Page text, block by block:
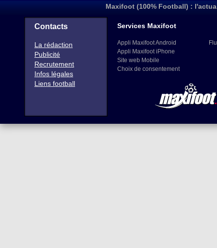
Maxifoot (100% Football) :
Contacts
La rédaction
Publicité
Recrutement
Infos légales
Liens football
Services Maxifoot
Appli Maxifoot Android
Appli Maxifoot iPhone
Site web Mobile
Choix de consentement